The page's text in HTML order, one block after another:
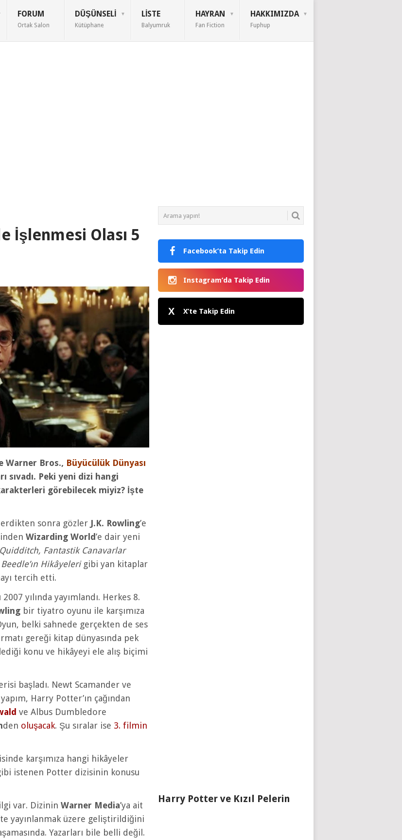
FORUM
Ortak Salon
DÜŞÜNSELI
Kütüphane
LISTE
Balyumruk
HAYRAN
Fan Fiction
HAKKIMIZDA
Fuphup
İşlenmesi Olası 5
Warner Bros., Büyücülük Dünyası
sıvadı. Peki yeni dizi hangi
görebilecek miyiz? İşte
sonra gözler J.K. Rowling’e
Wizarding World’e dair yeni
Fantastik Canavarlar
Hikâyelerigibi yan kitaplar
tercih etti.
yılında yayımlandı. Herkes 8.
bir tiyatro oyunu ile karşımıza
belki sahnede gerçekten de ses
gereği kitap dünyasında pek
konu ve hikâyeyi ele alış biçimi
başladı. Newt Scamander ve
Harry Potter’ın çağından
ve Albus Dumbledore
den oluşacak. Şu sıralar ise 3. filmin
karşımıza hangi hikâyeler
istenen Potter dizisinin konusu
var. Dizinin Warner Media’ya ait
yayınlanmak üzere geliştirildiğini
Yazarları bile belli değil.
Facebook’ta Takip Edin
Instagram’da Takip Edin
X X’te Takip Edin
Harry Potter ve Kızıl Pelerin